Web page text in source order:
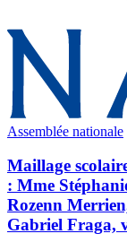
Assemblée nationale
Maillage
: Mme
Rozenn
Gabriel Fraga,